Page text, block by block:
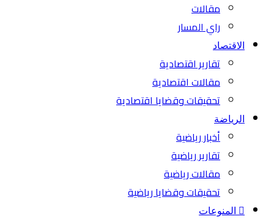
مقالات
راي المسار
الاقتصاد
تقارير اقتصادية
مقالات اقتصادية
تحقيقات وقضايا اقتصادية
الرياضة
أخبار رياضية
تقارير رياضية
مقالات رياضية
تحقيقات وقضايا رياضية
المنوعات